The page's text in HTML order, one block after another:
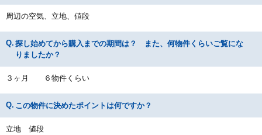
周辺の空気、立地、値段
探し始めてから購入までの期間は？ また、何物件くらいご覧にな
りましたか？
３ヶ月 ６物件くらい
この物件に決めたポイントは何ですか？
立地 値段